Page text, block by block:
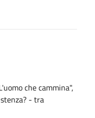
che cammina",
- tra